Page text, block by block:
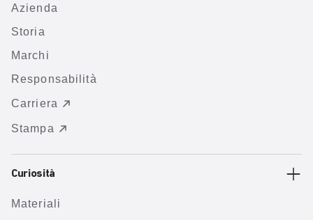
Azienda
Storia
Marchi
Responsabilità
Carriera
Stampa
Curiosità
Materiali